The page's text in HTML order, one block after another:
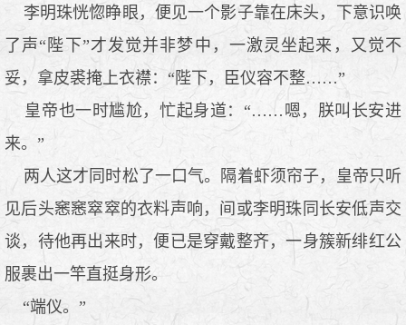
李明珠恍惚睁眼，便见一个影子靠在床头，下意识唤
了声“陛下”才发觉并非梦中，一激灵坐起来，又觉不
妥，拿皮裘掩上衣襟：“陛下，臣仪容不整……”
皇帝也一时尴尬，忙起身道：“……嗯，朕叫长安进
来。”
两人这才同时松了一口气。隔着虾须帘子，皇帝只听
见后头窸窸窣窣的衣料声响，间或李明珠同长安低声交
谈，待他再出来时，便已是穿戴整齐，一身簇新绯红公
服裹出一竿直挺身形。
“端仪。”